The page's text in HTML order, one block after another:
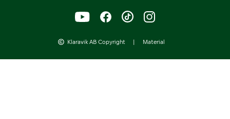
Klaravik AB Copyright | Material